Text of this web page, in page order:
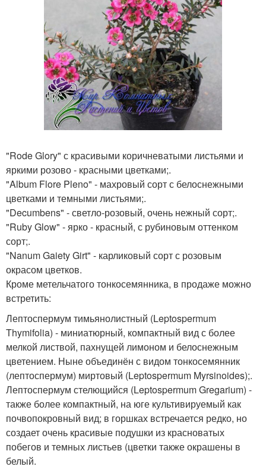
"Rode Glory" с красивыми коричневатыми листьями и
яркими розово - красными цветками;.
"Album Flore Pleno" - махровый сорт с белоснежными
цветками и темными листьями;.
"Decumbens" - светло-розовый, очень нежный сорт;.
"Ruby Glow" - ярко - красный, с рубиновым оттенком
сорт;.
"Nanum Gaiety Girt" - карликовый сорт с розовым
окрасом цветков.
Кроме метельчатого тонкосемянника, в продаже можно
встретить:
Лептоспермум тимьянолистный (Leptospermum
Thymifolia) - миниатюрный, компактный вид с более
мелкой листвой, пахнущей лимоном и белоснежным
цветением. Ныне объединён с видом тонкосемянник
(лептоспермум) миртовый (Leptospermum Myrsinoides);.
Лептоспермум стелющийся (Leptospermum Gregarium) -
также более компактный, на юге культивируемый как
почвопокровный вид; в горшках встречается редко, но
создает очень красивые подушки из красноватых
побегов и темных листьев (цветки также окрашены в
белый.